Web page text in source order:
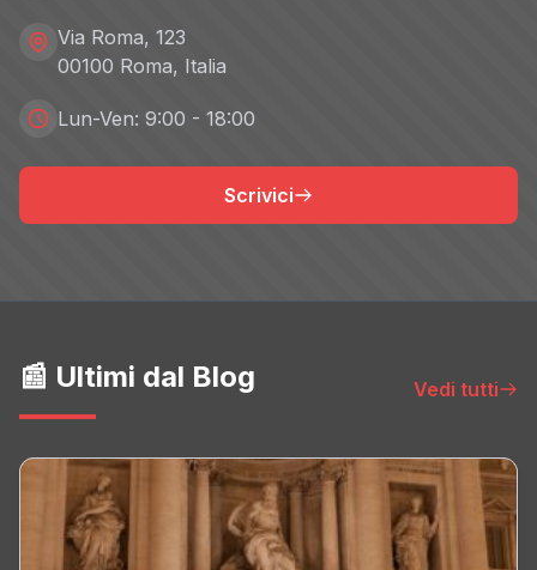
Via Roma, 123
00100 Roma, Italia
Lun-Ven: 9:00 - 18:00
Scrivici
📰 Ultimi dal Blog Vedi tutti